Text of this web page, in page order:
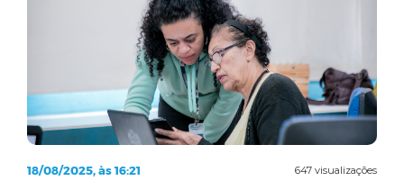
647 visualizações
18/08/2025, às 16:21